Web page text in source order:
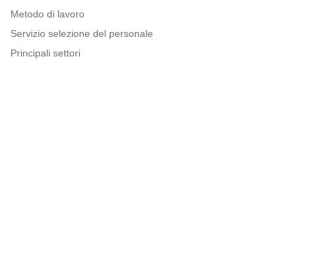
Metodo di lavoro
Servizio selezione del personale
Principali settori